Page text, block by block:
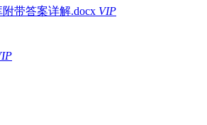
带答案详解.docx VIP